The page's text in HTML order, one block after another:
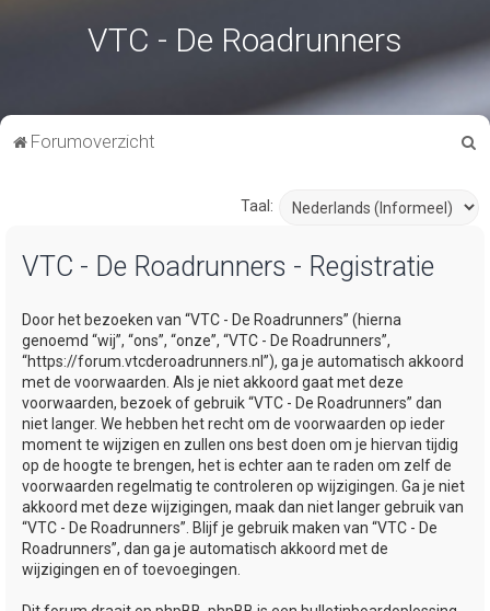
VTC - De Roadrunners
Forumoverzicht
Taal:
VTC - De Roadrunners - Registratie
Door het bezoeken van “VTC - De Roadrunners” (hierna
genoemd “wij”, “ons”, “onze”, “VTC - De Roadrunners”,
“https://forum.vtcderoadrunners.nl”), ga je automatisch akkoord
met de voorwaarden. Als je niet akkoord gaat met deze
voorwaarden, bezoek of gebruik “VTC - De Roadrunners” dan
niet langer. We hebben het recht om de voorwaarden op ieder
moment te wijzigen en zullen ons best doen om je hiervan tijdig
op de hoogte te brengen, het is echter aan te raden om zelf de
voorwaarden regelmatig te controleren op wijzigingen. Ga je niet
akkoord met deze wijzigingen, maak dan niet langer gebruik van
“VTC - De Roadrunners”. Blijf je gebruik maken van “VTC - De
Roadrunners”, dan ga je automatisch akkoord met de
wijzigingen en of toevoegingen.